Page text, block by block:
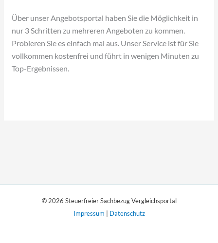
Über unser Angebotsportal haben Sie die Möglichkeit in
nur 3 Schritten zu mehreren Angeboten zu kommen.
Probieren Sie es einfach mal aus. Unser Service ist für Sie
vollkommen kostenfrei und führt in wenigen Minuten zu
Top-Ergebnissen.
© 2026 Steuerfreier Sachbezug Vergleichsportal
Impressum
Datenschutz